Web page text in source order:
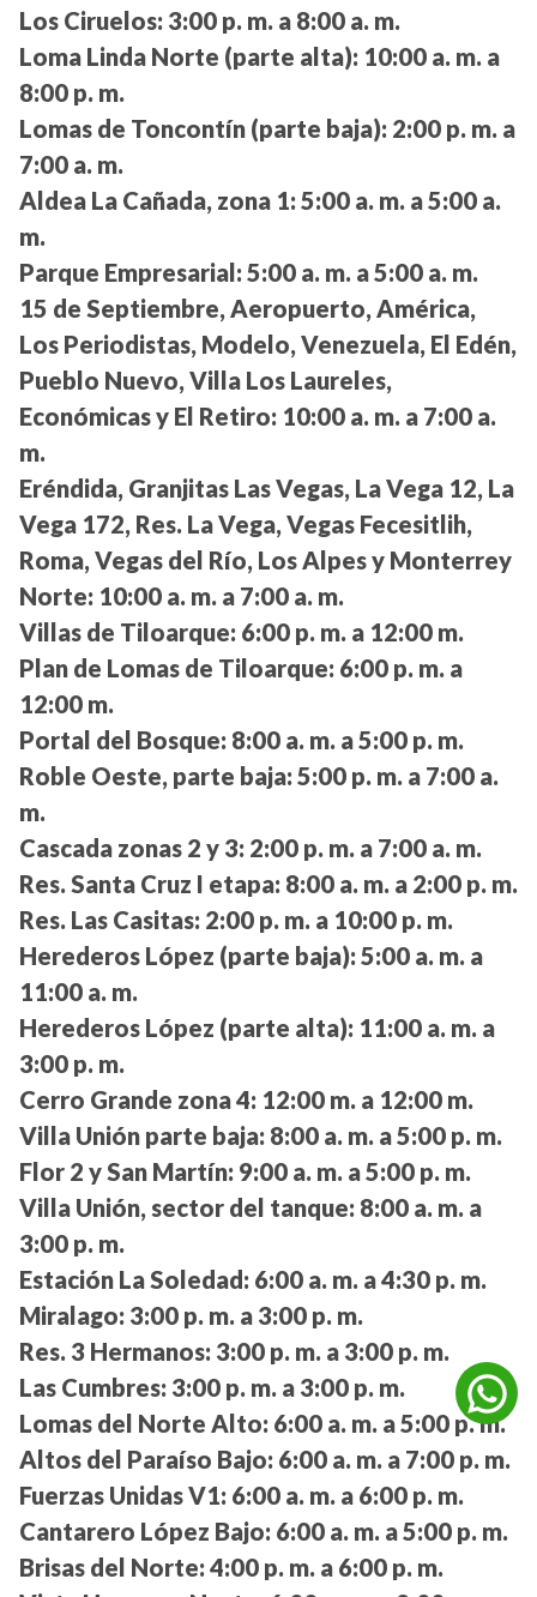
Los Ciruelos: 3:00 p. m. a 8:00 a. m.
Loma Linda Norte (parte alta): 10:00 a. m. a
8:00 p. m.
Lomas de Toncontín (parte baja): 2:00 p. m. a
7:00 a. m.
Aldea La Cañada, zona 1: 5:00 a. m. a 5:00 a.
m.
Parque Empresarial: 5:00 a. m. a 5:00 a. m.
15 de Septiembre, Aeropuerto, América,
Los Periodistas, Modelo, Venezuela, El Edén,
Pueblo Nuevo, Villa Los Laureles,
Económicas y El Retiro: 10:00 a. m. a 7:00 a.
m.
Eréndida, Granjitas Las Vegas, La Vega 12, La
Vega 172, Res. La Vega, Vegas Fecesitlih,
Roma, Vegas del Río, Los Alpes y Monterrey
Norte: 10:00 a. m. a 7:00 a. m.
Villas de Tiloarque: 6:00 p. m. a 12:00 m.
Plan de Lomas de Tiloarque: 6:00 p. m. a
12:00 m.
Portal del Bosque: 8:00 a. m. a 5:00 p. m.
Roble Oeste, parte baja: 5:00 p. m. a 7:00 a.
m.
Cascada zonas 2 y 3: 2:00 p. m. a 7:00 a. m.
Res. Santa Cruz I etapa: 8:00 a. m. a 2:00 p. m.
Res. Las Casitas: 2:00 p. m. a 10:00 p. m.
Herederos López (parte baja): 5:00 a. m. a
11:00 a. m.
Herederos López (parte alta): 11:00 a. m. a
3:00 p. m.
Cerro Grande zona 4: 12:00 m. a 12:00 m.
Villa Unión parte baja: 8:00 a. m. a 5:00 p. m.
Flor 2 y San Martín: 9:00 a. m. a 5:00 p. m.
Villa Unión, sector del tanque: 8:00 a. m. a
3:00 p. m.
Estación La Soledad: 6:00 a. m. a 4:30 p. m.
Miralago: 3:00 p. m. a 3:00 p. m.
Res. 3 Hermanos: 3:00 p. m. a 3:00 p. m.
Las Cumbres: 3:00 p. m. a 3:00 p. m.
Lomas del Norte Alto: 6:00 a. m. a 5:00 p. m.
Altos del Paraíso Bajo: 6:00 a. m. a 7:00 p. m.
Fuerzas Unidas V1: 6:00 a. m. a 6:00 p. m.
Cantarero López Bajo: 6:00 a. m. a 5:00 p. m.
Brisas del Norte: 4:00 p. m. a 6:00 p. m.